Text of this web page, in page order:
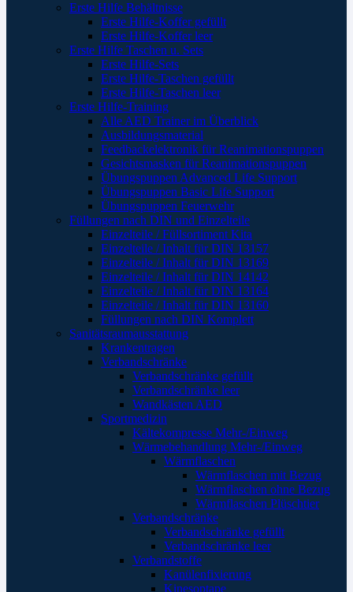
Erste Hilfe Behältnisse
Erste Hilfe-Koffer gefüllt
Erste Hilfe-Koffer leer
Erste Hilfe Taschen u. Sets
Erste Hilfe-Sets
Erste Hilfe-Taschen gefüllt
Erste Hilfe-Taschen leer
Erste Hilfe-Training
Alle AED Trainer im Überblick
Ausbildungsmaterial
Feedbackelektronik für Reanimationspuppen
Gesichtsmasken für Reanimationspuppen
Übungspuppen Advanced Life Support
Übungspuppen Basic Life Support
Übungspuppen Feuerwehr
Füllungen nach DIN und Einzelteile
Einzelteile / Füllsortiment Kita
Einzelteile / Inhalt für DIN 13157
Einzelteile / Inhalt für DIN 13169
Einzelteile / Inhalt für DIN 14142
Einzelteile / Inhalt für DIN 13164
Einzelteile / Inhalt für DIN 13160
Füllungen nach DIN Komplett
Sanitätsraumausstattung
Krankentragen
Verbandschränke
Verbandschränke gefüllt
Verbandschränke leer
Wandkästen AED
Sportmedizin
Kältekompresse Mehr-/Einweg
Wärmebehandlung Mehr-/Einweg
Wärmflaschen
Wärmflaschen mit Bezug
Wärmflaschen ohne Bezug
Wärmflaschen Plüschtier
Verbandschränke
Verbandschränke gefüllt
Verbandschränke leer
Verbandstoffe
Kanülenfixierung
Kinesoptape